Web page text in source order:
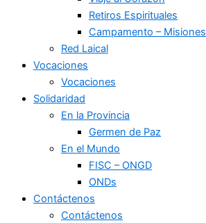
Retiros Espirituales
Campamento – Misiones
Red Laical
Vocaciones
Vocaciones
Solidaridad
En la Provincia
Germen de Paz
En el Mundo
FISC – ONGD
ONDs
Contáctenos
Contáctenos